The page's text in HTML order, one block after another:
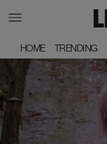
HOME
HOME TRENDING
TRENDING